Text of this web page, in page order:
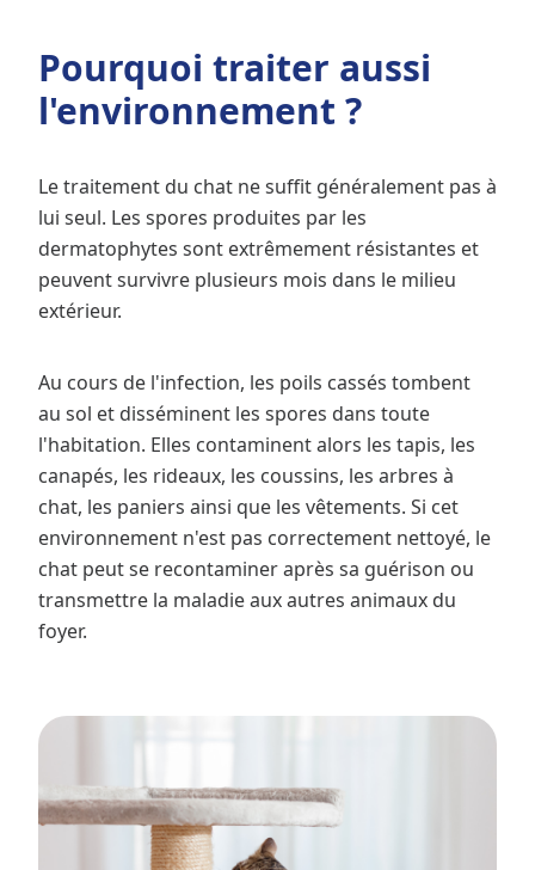
Pourquoi traiter aussi
l'environnement ?
Le traitement du chat ne suffit généralement pas à
lui seul. Les spores produites par les
dermatophytes sont extrêmement résistantes et
peuvent survivre plusieurs mois dans le milieu
extérieur.
Au cours de l'infection, les poils cassés tombent
au sol et disséminent les spores dans toute
l'habitation. Elles contaminent alors les tapis, les
canapés, les rideaux, les coussins, les arbres à
chat, les paniers ainsi que les vêtements. Si cet
environnement n'est pas correctement nettoyé, le
chat peut se recontaminer après sa guérison ou
transmettre la maladie aux autres animaux du
foyer.